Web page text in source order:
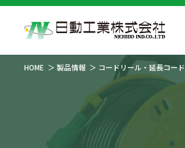
HOME 製品情報 コードリール・延長コード